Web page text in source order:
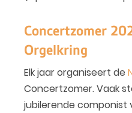
Concertzomer
Orgelkring
Elk jaar organiseert de
Concertzomer. Vaak
jubilerende componist